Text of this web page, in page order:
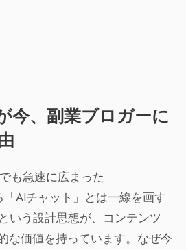
今、副業ブロガーに
も急速に広まった
AIチャット」とは一線を画す
という設計思想が、コンテンツ
な価値を持っています。なぜ今